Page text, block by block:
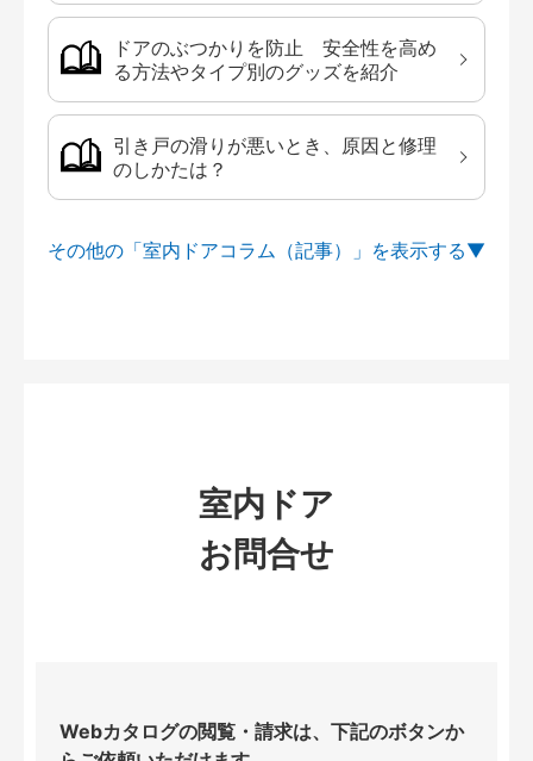
ドアのぶつかりを防止 安全性を高め
る方法やタイプ別のグッズを紹介
引き戸の滑りが悪いとき、原因と修理
のしかたは？
その他の「室内ドアコラム（記事）」を
室内ドア
お問合せ
Webカタログの閲覧・請求は、下記のボタンか